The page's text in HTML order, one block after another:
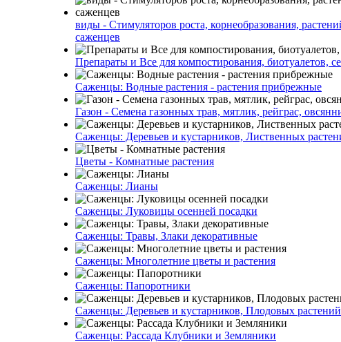
виды - Стимуляторов роста, корнеобразования,
саженцев
Препараты и Все для компостирования, биотуалетов,
Саженцы: Водные растения - растения прибрежные
Газон - Семена газонных трав, мятлик, рейграс,
Саженцы: Деревьев и кустарников, Лиственных
Цветы - Комнатные растения
Саженцы: Лианы
Саженцы: Луковицы осенней посадки
Саженцы: Травы, Злаки декоративные
Саженцы: Многолетние цветы и растения
Саженцы: Папоротники
Саженцы: Деревьев и кустарников, Плодовых растений
Саженцы: Рассада Клубники и Земляники